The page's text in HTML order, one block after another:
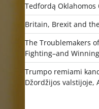
Tedfordą Oklahomos
Britain, Brexit and
The Troublemakers
Fighting–and Winning
Trumpo remiami
Džordžijos valstijoje,